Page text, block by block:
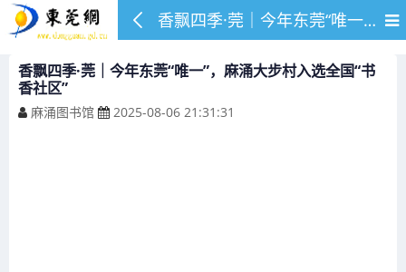
香飘四季·莞｜今年东莞“唯一”，麻涌大步村入选全国“书香社区”
香飘四季·莞｜今年东莞“唯一”，麻涌大步村入选全国“书
香社区”
麻涌图书馆 2025-08-06 21:31:31